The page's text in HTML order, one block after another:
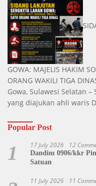
GOWA: MAJELIS HAKIM
ORANG WAKILI TIGA
Gowa, Sulawesi Selatan
yang diajukan ahli waris
Popular Post
1 17 July 2026 12
Dandim 0906/kkr
Satuan
11 July 2026 11